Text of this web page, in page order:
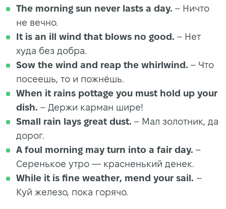
The morning sun never lasts a day. – Ничто
не вечно.
It is an ill wind that blows no good. – Нет
худа без добра.
Sow the wind and reap the whirlwind. – Что
посеешь, то и пожнёшь.
When it rains pottage you must hold up your
dish. – Держи карман шире!
Small rain lays great dust. – Мал золотник, да
дорог.
A foul morning may turn into a fair day. –
Серенькое утро — красненький денек.
While it is fine weather, mend your sail. –
Куй железо, пока горячо.